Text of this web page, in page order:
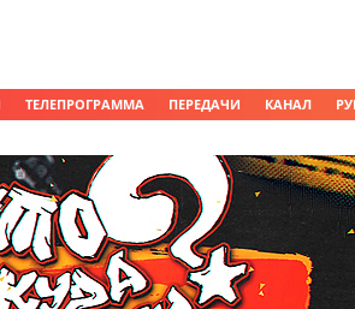
ТЕЛЕПРОГРАММА ПЕРЕДАЧИ КАНАЛ